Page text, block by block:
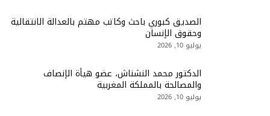
الصديق كبوري باحث وكاتب مهتم بالعدالة الانتقالية
وحقوق الإنسان
يوليو 10, 2026
الدكتور محمد النشناش، عضو هيأة الإنصاف
والمصالحة بالمملكة المغربية
يوليو 10, 2026